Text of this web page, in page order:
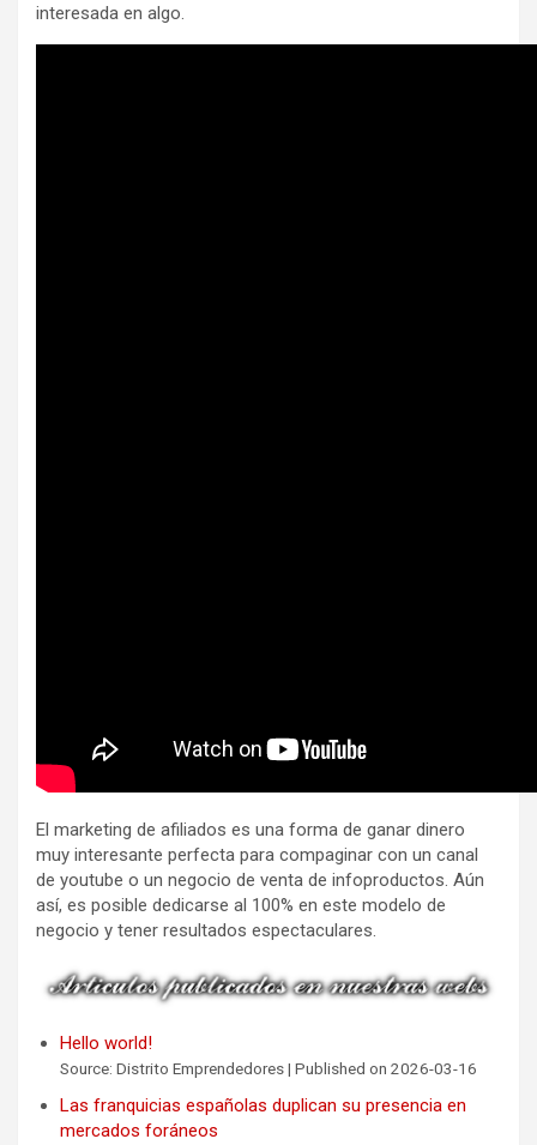
interesada en algo.
El marketing de afiliados es una forma de ganar dinero
muy interesante perfecta para compaginar con un canal
de youtube o un negocio de venta de infoproductos. Aún
así, es posible dedicarse al 100% en este modelo de
negocio y tener resultados espectaculares.
Hello world!
Source: Distrito Emprendedores Published on 2026-03-16
Las franquicias españolas duplican su presencia en
mercados foráneos